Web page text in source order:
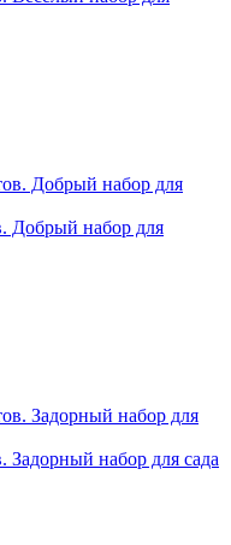
Добрый набор для
набор для сада